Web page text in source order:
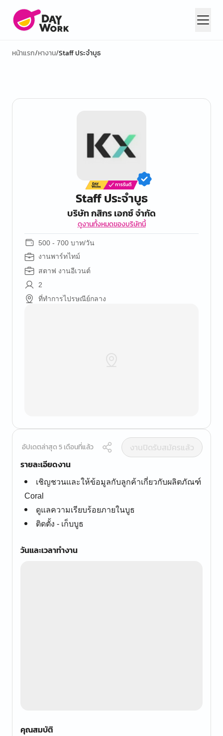
หน้าแรก/หางาน/Staff ประจำบูธ
Staff ประจำบูธ
บริษัท กสิกร เอกซ์ จำกัด
ดูงานทั้งหมดของบริษัทนี้
500 - 700 บาท/วัน
งานพาร์ทไทม์
สตาฟ งานอีเวนต์
2
ที่ทำการไปรษณีย์กลาง
อัปเดตล่าสุด 5 เดือนที่แล้ว
งานปิดรับสมัครแล้ว
รายละเอียดงาน
เชิญชวนและให้ข้อมูลกับลูกค้าเกี่ยวกับผลิตภัณฑ์
Coral
ดูแลความเรียบร้อยภายในบูธ
ติดตั้ง - เก็บบูธ
วันและเวลาทำงาน
คุณสมบัติ